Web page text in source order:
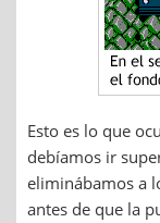
Esto es lo que
debíamos ir
eliminábamos a
antes de que la